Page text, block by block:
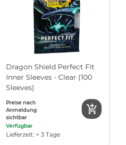
Dragon Shield Perfect Fit
Inner Sleeves - Clear (100
Sleeves)
Preise nach
Anmeldung
sichtbar
Verfügbar
Lieferzeit: > 3 Tage